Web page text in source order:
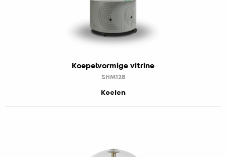
Koepelvormige vitrine
SHM128
Koelen